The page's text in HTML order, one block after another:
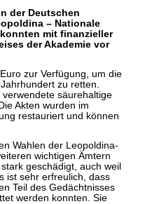
der Deutschen
– Nationale
mit finanzieller
der Akademie vor
zur Verfügung, um die
zu retten.
säurehaltige
Akten wurden im
restauriert und können
Wahlen der Leopoldina-
wichtigen Ämtern
geschädigt, auch weil
ist sehr erfreulich, dass
Teil des Gedächtnisses
werden konnten. Sie